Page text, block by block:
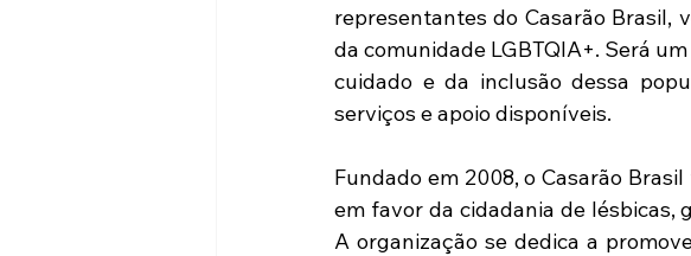
representantes do Casarão Brasil,
da comunidade LGBTQIA+. Será
cuidado e da inclusão dessa
serviços e apoio disponíveis.
Fundado em 2008, o Casarão
em favor da cidadania de lésbicas,
A organização se dedica a